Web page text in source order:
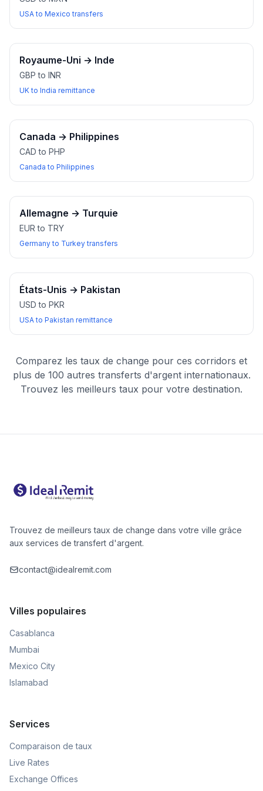
USA to Mexico transfers
Royaume-Uni → Inde
GBP to INR
UK to India remittance
Canada → Philippines
CAD to PHP
Canada to Philippines
Allemagne → Turquie
EUR to TRY
Germany to Turkey transfers
États-Unis → Pakistan
USD to PKR
USA to Pakistan remittance
Comparez les taux de change pour ces corridors et
plus de 100 autres transferts d'argent internationaux.
Trouvez les meilleurs taux pour votre destination.
Trouvez de meilleurs taux de change dans votre ville grâce
aux services de transfert d'argent.
contact@idealremit.com
Villes populaires
Casablanca
Mumbai
Mexico City
Islamabad
Services
Comparaison de taux
Live Rates
Exchange Offices